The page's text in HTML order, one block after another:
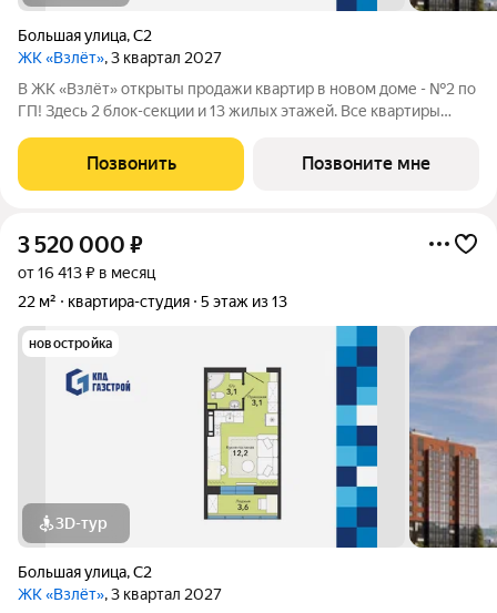
Большая улица,С2
ЖК «Взлёт», 3 квартал 2027
В ЖК «Взлёт» открыты продажи квартир в новом доме - №2 по
ГП! Здесь 2 блок-секции и 13 жилых этажей. Все квартиры
холлов, благоустроенным двором. В квартирографии,
традиционно, представлен широкий
Позвонить Позвоните мне
3 520 000 ₽
от 16 413 ₽ в месяц
22 м²
квартира-студия 5 этаж из 13
новостройка
3D-тур
Большая улица,С2
ЖК «Взлёт», 3 квартал 2027